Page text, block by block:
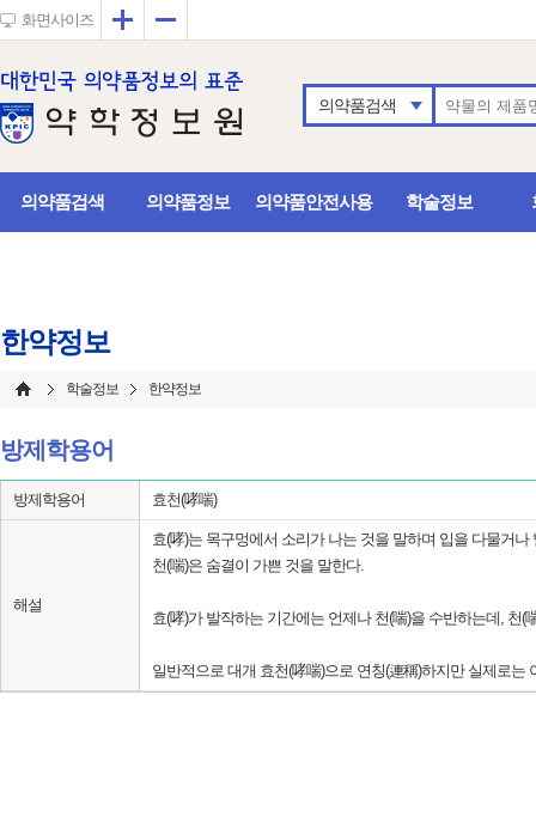
화면사이즈 확대
의약품검색
의약품검색 의약품정보 의약품안전사용 학술정보
한약정보
학술정보 한약정보
방제학용어
방제학용어 효천(哮喘)
해설
효(哮)는 목구멍에서 소리가 나는 것을 말하며 입을 다물거
천(喘)은 숨결이 가쁜 것을 말한다.
효(哮)가 발작하는 기간에는 언제나 천(喘)을 수반하는데, 천
일반적으로 대개 효천(哮喘)으로 연칭(連稱)하지만 실제로는